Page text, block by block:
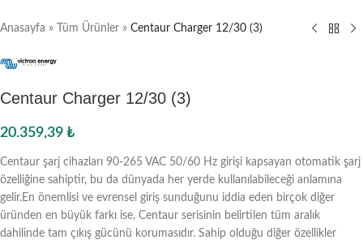
Anasayfa » Tüm Ürünler » Centaur Charger 12/30 (3)
Centaur Charger 12/30 (3)
20.359,39 ₺
Centaur şarj cihazları 90-265 VAC 50/60 Hz girişi kapsayan otomatik şarj
özelliğine sahiptir, bu da dünyada her yerde kullanılabileceği anlamına
gelir.En önemlisi ve evrensel giriş sunduğunu iddia eden birçok diğer
üründen en büyük farkı ise, Centaur serisinin belirtilen tüm aralık
dahilinde tam çıkış gücünü korumasıdır. Sahip olduğu diğer özellikler